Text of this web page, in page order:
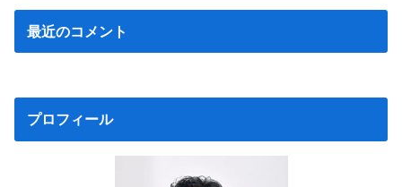
最近のコメント
プロフィール